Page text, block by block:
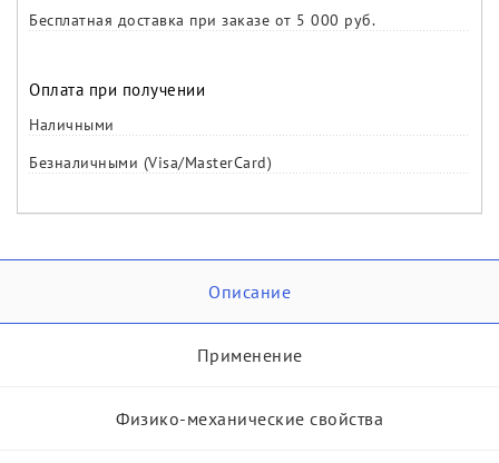
Бесплатная доставка при заказе от 5 000 руб.
Оплата при получении
Наличными
Безналичными (Visa/MasterCard)
Описание
Применение
Физико-механические свойства